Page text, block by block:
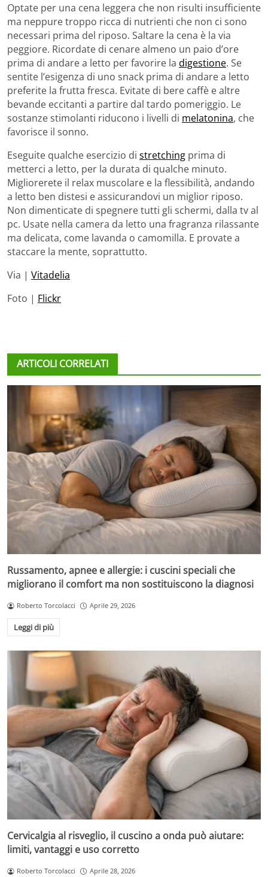
Optate per una cena leggera che non risulti insufficiente
ma neppure troppo ricca di nutrienti che non ci sono
necessari prima del riposo. Saltare la cena è la via
peggiore. Ricordate di cenare almeno un paio d’ore
prima di andare a letto per favorire la digestione. Se
sentite l’esigenza di uno snack prima di andare a letto
preferite la frutta fresca. Evitate di bere caffè e altre
bevande eccitanti a partire dal tardo pomeriggio. Le
sostanze stimolanti riducono i livelli di melatonina, che
favorisce il sonno.
Eseguite qualche esercizio di stretching prima di
metterci a letto, per la durata di qualche minuto.
Migliorerete il relax muscolare e la flessibilità, andando
a letto ben distesi e assicurandovi un miglior riposo.
Non dimenticate di spegnere tutti gli schermi, dalla tv al
pc. Usate nella camera da letto una fragranza rilassante
ma delicata, come lavanda o camomilla. E provate a
staccare la mente, soprattutto.
Via | Vitadelia
Foto | Flickr
ARTICOLI CORRELATI
Russamento, apnee e allergie: i cuscini speciali che
migliorano il comfort ma non sostituiscono la diagnosi
Roberto Torcolacci Aprile 29, 2026
Leggi di più
Cervicalgia al risveglio, il cuscino a onda può aiutare:
limiti, vantaggi e uso corretto
Roberto Torcolacci Aprile 28, 2026